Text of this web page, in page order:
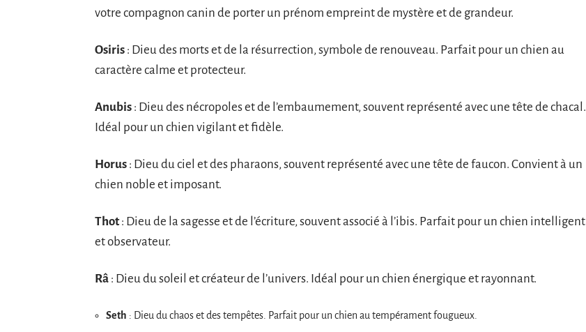
votre compagnon canin de porter un prénom empreint de mystère et de grandeur.
Osiris : Dieu des morts et de la résurrection, symbole de renouveau. Parfait pour un chien au
caractère calme et protecteur.
Anubis : Dieu des nécropoles et de l’embaumement, souvent représenté avec une tête de chacal.
Idéal pour un chien vigilant et fidèle.
Horus : Dieu du ciel et des pharaons, souvent représenté avec une tête de faucon. Convient à un
chien noble et imposant.
Thot: Dieu de la sagesse et de l’écriture, souvent associé à l’ibis. Parfait pour un chien intelligent
et observateur.
Râ : Dieu du soleil et créateur de l’univers. Idéal pour un chien énergique et rayonnant.
Seth : Dieu du chaos et des tempêtes. Parfait pour un chien au tempérament fougueux.